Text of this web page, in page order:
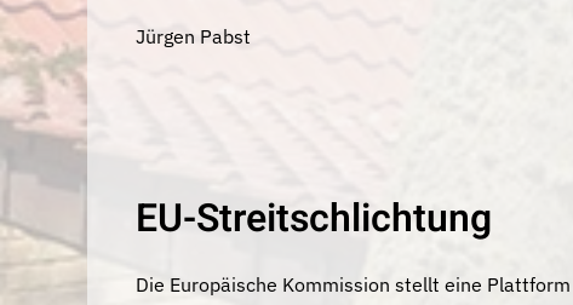
Jürgen Pabst
EU-Streitschlichtung
Die Europäische Kommission stellt eine